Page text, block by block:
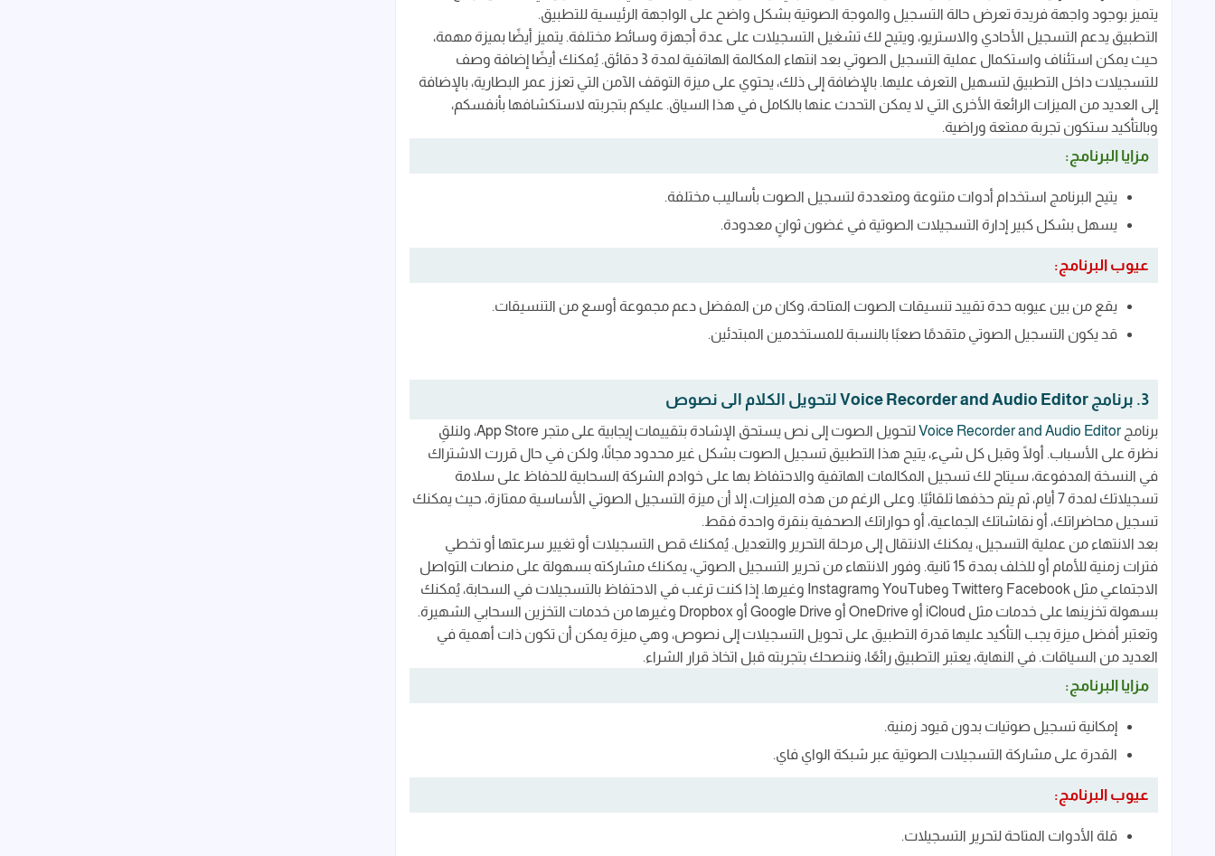
يتميز بوجود واجهة فريدة تعرض حالة التسجيل والموجة الصوتية بشكل واضح على الواجهة الرئيسية للتطبيق.
التطبيق يدعم التسجيل الأحادي والاستريو، ويتيح لك تشغيل التسجيلات على عدة أجهزة وسائط مختلفة. يتميز أيضًا بميزة مهمة،
حيث يمكن استئناف واستكمال عملية التسجيل الصوتي بعد انتهاء المكالمة الهاتفية لمدة 3 دقائق. يُمكنك أيضًا إضافة وصف
للتسجيلات داخل التطبيق لتسهيل التعرف عليها. بالإضافة إلى ذلك، يحتوي على ميزة التوقف الآمن التي تعزز عمر البطارية، بالإضافة
إلى العديد من الميزات الرائعة الأخرى التي لا يمكن التحدث عنها بالكامل في هذا السياق. عليكم بتجربته لاستكشافها بأنفسكم،
وبالتأكيد ستكون تجربة ممتعة وراضية.
مزايا البرنامج:
يتيح البرنامج استخدام أدوات متنوعة ومتعددة لتسجيل الصوت بأساليب مختلفة.
يسهل بشكل كبير إدارة التسجيلات الصوتية في غضون ثوانٍ معدودة.
عيوب البرنامج:
يقع من بين عيوبه حدة تقييد تنسيقات الصوت المتاحة، وكان من المفضل دعم مجموعة أوسع من التنسيقات.
قد يكون التسجيل الصوتي متقدمًا صعبًا بالنسبة للمستخدمين المبتدئين.
3. برنامج Voice Recorder and Audio Editor لتحويل الكلام الى نصوص
برنامج Voice Recorder and Audio Editor
لتحويل الصوت إلى نص يستحق الإشادة بتقييمات إيجابية على متجر App Store، ولنلقِ
نظرة على الأسباب. أولًا وقبل كل شيء، يتيح هذا التطبيق تسجيل الصوت بشكل غير محدود مجانًا، ولكن في حال قررت الاشتراك
في النسخة المدفوعة، سيتاح لك تسجيل المكالمات الهاتفية والاحتفاظ بها على خوادم الشركة السحابية للحفاظ على سلامة
تسجيلاتك لمدة 7 أيام، ثم يتم حذفها تلقائيًا. وعلى الرغم من هذه الميزات، إلا أن ميزة التسجيل الصوتي الأساسية ممتازة، حيث يمكنك
تسجيل محاضراتك، أو نقاشاتك الجماعية، أو حواراتك الصحفية بنقرة واحدة فقط.
بعد الانتهاء من عملية التسجيل، يمكنك الانتقال إلى مرحلة التحرير والتعديل. يُمكنك قص التسجيلات أو تغيير سرعتها أو تخطي
فترات زمنية للأمام أو للخلف بمدة 15 ثانية. وفور الانتهاء من تحرير التسجيل الصوتي، يمكنك مشاركته بسهولة على منصات التواصل
الاجتماعي مثل Facebook وTwitter وYouTube وInstagram وغيرها. إذا كنت ترغب في الاحتفاظ بالتسجيلات في السحابة، يُمكنك
بسهولة تخزينها على خدمات مثل iCloud أو OneDrive أو Google Drive أو Dropbox وغيرها من خدمات التخزين السحابي الشهيرة.
وتعتبر أفضل ميزة يجب التأكيد عليها قدرة التطبيق على تحويل التسجيلات إلى نصوص، وهي ميزة يمكن أن تكون ذات أهمية في
العديد من السياقات. في النهاية، يعتبر التطبيق رائعًا، وننصحك بتجربته قبل اتخاذ قرار الشراء.
مزايا البرنامج:
إمكانية تسجيل صوتيات بدون قيود زمنية.
القدرة على مشاركة التسجيلات الصوتية عبر شبكة الواي فاي.
عيوب البرنامج:
قلة الأدوات المتاحة لتحرير التسجيلات.